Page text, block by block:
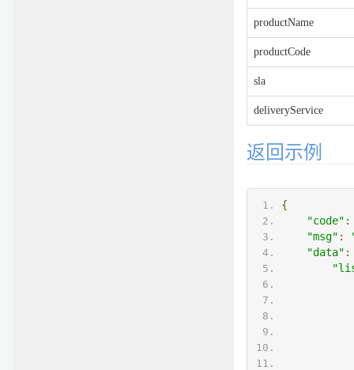
productName
productCode
sla
deliveryService
返回示例
{
"code" :
"msg" :
"data" :